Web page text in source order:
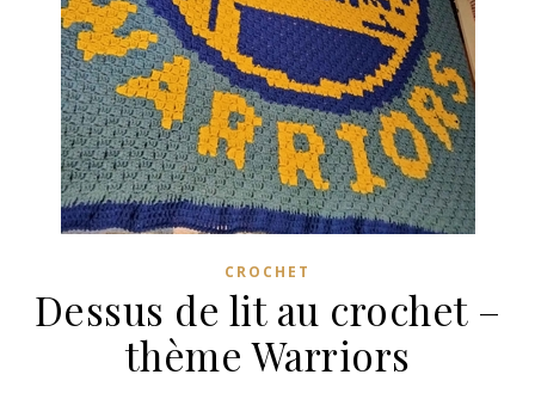
CROCHET
Dessus de lit au crochet –
thème Warriors